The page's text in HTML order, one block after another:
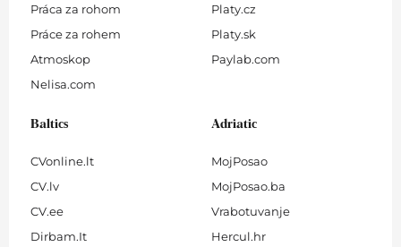
Práca za rohom
Práce za rohem
Atmoskop
Nelisa.com
Platy.cz
Platy.sk
Paylab.com
Baltics
CVonline.lt
CV.lv
CV.ee
Dirbam.It
Adriatic
MojPosao
MojPosao.ba
Vrabotuvanje
Hercul.hr